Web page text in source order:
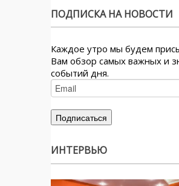
ПОДПИСКА НА НОВОСТИ
Каждое утро мы будем
Вам обзор самых важных и
событий дня.
ИНТЕРВЬЮ